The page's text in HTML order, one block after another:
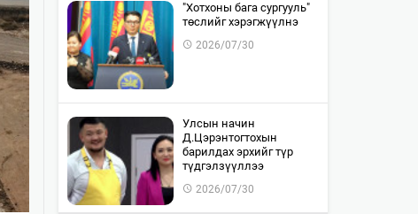
"Хотхоны бага сургууль"
төслийг хэрэгжүүлнэ
2026/07/30
Улсын начин
Д.Цэрэнтогтохын
барилдах эрхийг түр
түдгэлзүүллээ
2026/07/30